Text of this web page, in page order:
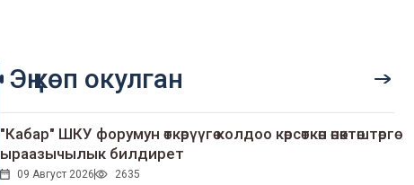
Эң көп окулган
"Кабар" ШКУ форумун өткөрүүгө колдоо көрсөткөн өнөктөштөргө
ыраазычылык билдирет
09 Август 2026 2635